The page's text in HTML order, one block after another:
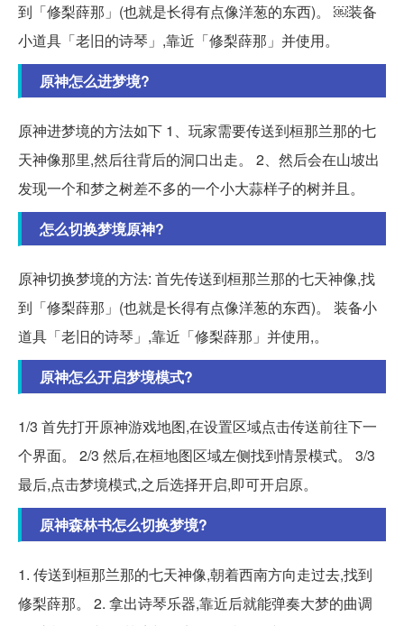
到「修梨薛那」(也就是长得有点像洋葱的东西)。 ￼装备
小道具「老旧的诗琴」,靠近「修梨薛那」并使用。
原神怎么进梦境?
原神进梦境的方法如下 1、玩家需要传送到桓那兰那的七
天神像那里,然后往背后的洞口出走。 2、然后会在山坡出
发现一个和梦之树差不多的一个小大蒜样子的树并且。
怎么切换梦境原神?
原神切换梦境的方法: 首先传送到桓那兰那的七天神像,找
到「修梨薛那」(也就是长得有点像洋葱的东西)。 装备小
道具「老旧的诗琴」,靠近「修梨薛那」并使用,。
原神怎么开启梦境模式?
1/3 首先打开原神游戏地图,在设置区域点击传送前往下一
个界面。 2/3 然后,在桓地图区域左侧找到情景模式。 3/3
最后,点击梦境模式,之后选择开启,即可开启原。
原神森林书怎么切换梦境?
1. 传送到桓那兰那的七天神像,朝着西南方向走过去,找到
修梨薛那。 2. 拿出诗琴乐器,靠近后就能弹奏大梦的曲调